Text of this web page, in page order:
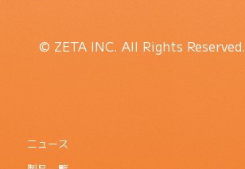
© ZETA INC. All Rights Reserved.
ニュース